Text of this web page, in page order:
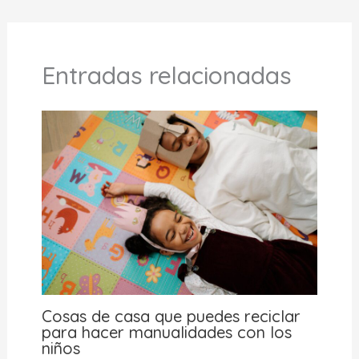
Entradas relacionadas
Cosas de casa que puedes reciclar
para hacer manualidades con los
niños